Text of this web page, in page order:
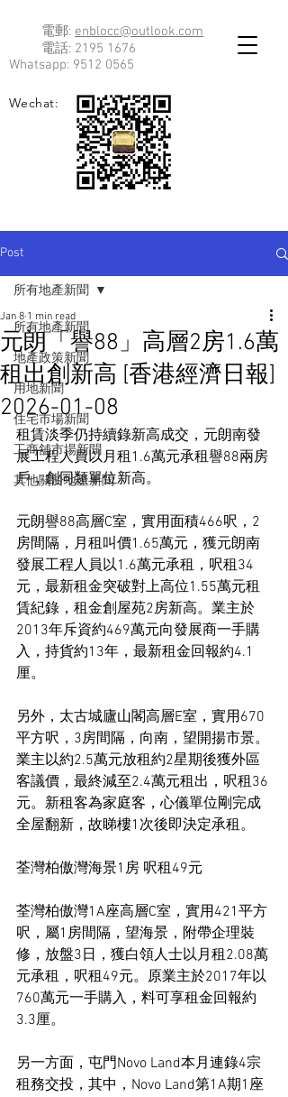
電郵: enblocc@outlook.com
電話: 2195 1676
Whatsapp: 9512 0565
Wechat:
Post
所有地產新聞
地產政策新聞
用地新聞
住宅市場新聞
工商舖市場新聞
其他關於地產新聞
所有地產新聞
元朗「譽88」高層2房1.6萬
租出創新高 [香港經濟日報]
2026-01-08
Jan 8 1 min read
租賃淡季仍持續錄新高成交，元朗南發
展工程人員以月租1.6萬元承租譽88兩房
戶，創同類單位新高。
元朗譽88高層C室，實用面積466呎，2
房間隔，月租叫價1.65萬元，獲元朗南
發展工程人員以1.6萬元承租，呎租34
元，最新租金突破對上高位1.55萬元租
賃紀錄，租金創屋苑2房新高。業主於
2013年斥資約469萬元向發展商一手購
入，持貨約13年，最新租金回報約4.1
厘。
另外，太古城廬山閣高層E室，實用670
平方呎，3房間隔，向南，望開揚市景。
業主以約2.5萬元放租約2星期後獲外區
客議價，最終減至2.4萬元租出，呎租36
元。新租客為家庭客，心儀單位剛完成
全屋翻新，故睇樓1次後即決定承租。
荃灣柏傲灣海景1房 呎租49元
荃灣柏傲灣1A座高層C室，實用421平方
呎，屬1房間隔，望海景，附帶企理裝
修，放盤3日，獲白領人士以月租2.08萬
元承租，呎租49元。原業主於2017年以
760萬元一手購入，料可享租金回報約
3.3厘。
另一方面，屯門Novo Land本月連錄4宗
租務交投，其中，Novo Land第1A期1座